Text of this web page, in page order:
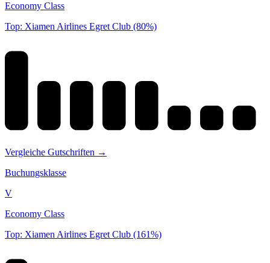
Economy Class
Top: Xiamen Airlines Egret Club (80%)
Vergleiche Gutschriften →
Buchungsklasse
V
Economy Class
Top: Xiamen Airlines Egret Club (161%)